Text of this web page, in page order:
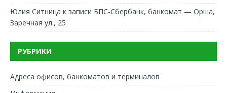
Юлия Ситница к записи БПС-Сбербанк, банкомат — Орша,
Заречная ул., 25
РУБРИКИ
Адреса офисов, банкоматов и терминалов